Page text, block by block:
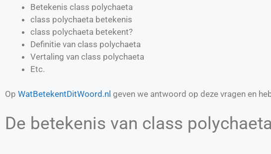
Betekenis class polychaeta
class polychaeta betekenis
class polychaeta betekent?
Definitie van class polychaeta
Vertaling van class polychaeta
Etc.
Op WatBetekentDitWoord.nl geven we antwoord op deze vragen en
De betekenis van class